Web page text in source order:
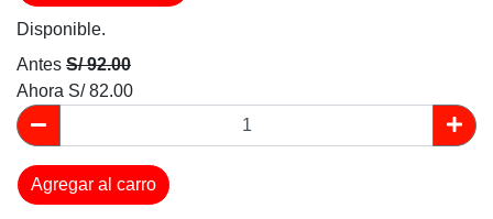
Disponible.
Antes S/ 92.00
Ahora S/ 82.00
Agregar al carro